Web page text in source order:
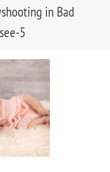
in Bad
5